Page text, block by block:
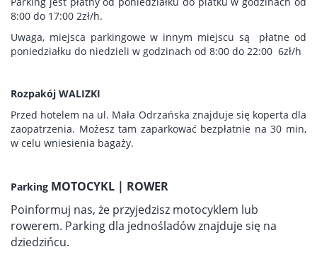
8:00 do 17:00 2zł/h.
Uwaga, miejsca parkingowe w innym miejscu są płatne od
poniedziałku do niedzieli w godzinach od 8:00 do 22:00 6zł/h
Rozpakój WALIZKI
Przed hotelem na ul. Mała Odrzańska znajduje się koperta dla
zaopatrzenia. Możesz tam zaparkować bezpłatnie na 30 min,
w celu wniesienia bagaży.
Parking MOTOCYKL | ROWER
Poinformuj nas, że przyjedzisz motocyklem lub
rowerem. Parking dla jednośladów znajduje się na
dziedzińcu.